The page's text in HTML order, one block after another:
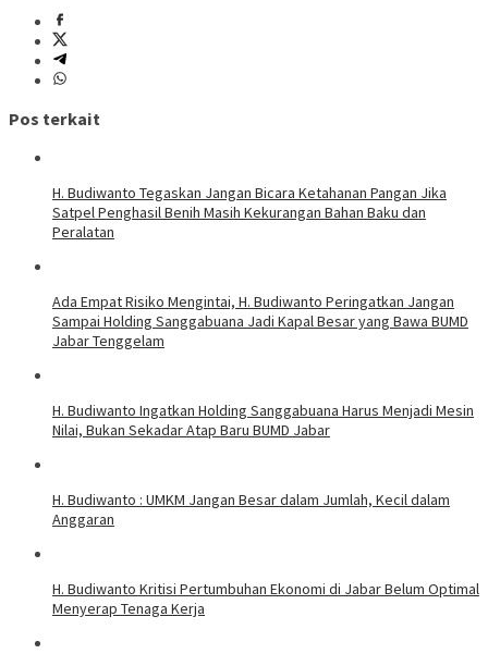
Pos terkait
H. Budiwanto Tegaskan Jangan Bicara Ketahanan Pangan Jika
Satpel Penghasil Benih Masih Kekurangan Bahan Baku dan
Peralatan
Ada Empat Risiko Mengintai, H. Budiwanto Peringatkan Jangan
Sampai Holding Sanggabuana Jadi Kapal Besar yang Bawa BUMD
Jabar Tenggelam
H. Budiwanto Ingatkan Holding Sanggabuana Harus Menjadi Mesin
Nilai, Bukan Sekadar Atap Baru BUMD Jabar
H. Budiwanto : UMKM Jangan Besar dalam Jumlah, Kecil dalam
Anggaran
H. Budiwanto Kritisi Pertumbuhan Ekonomi di Jabar Belum Optimal
Menyerap Tenaga Kerja